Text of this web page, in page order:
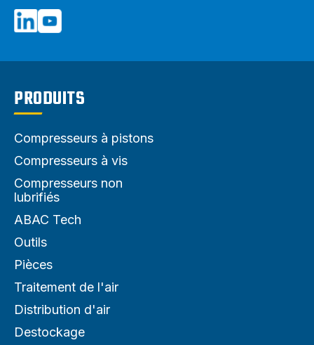
PRODUITS
Compresseurs à pistons
Compresseurs à vis
Compresseurs non
lubrifiés
ABAC Tech
Outils
Pièces
Traitement de l'air
Distribution d'air
Destockage